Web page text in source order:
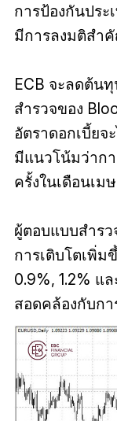
การป้องกันประ
มีการลงมติสำ
ECB จะลดต้น
สำรวจของ
อัตราดอกเบี้ยจ
มีแนวโน้มว่าก
ครั้งในเดือนเ
ผู้ตอบแบบสำร
การเติบโตเพิ่
0.9%, 1.2% แ
สอดคล้องกับก